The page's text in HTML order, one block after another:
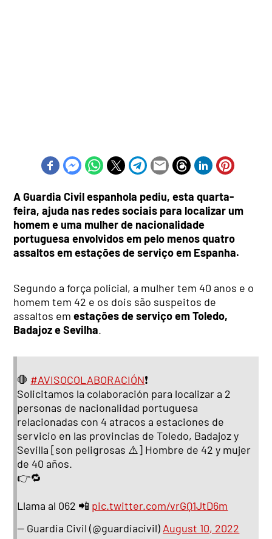
A Guardia Civil espanhola pediu, esta quarta-
feira, ajuda nas redes sociais para localizar um
homem e uma mulher de nacionalidade
portuguesa envolvidos em pelo menos quatro
assaltos em estações de serviço em Espanha.
Segundo a força policial, a mulher tem 40 anos e o
homem tem 42 e os dois são suspeitos de
assaltos emestações de serviço em Toledo,
Badajoz e Sevilha.
🛑 #AVISOCOLABORACIÓN❗
Solicitamos la colaboración para localizar a 2
personas de nacionalidad portuguesa
relacionadas con 4 atracos a estaciones de
servicio en las provincias de Toledo, Badajoz y
Sevilla [son peligrosas ⚠️] Hombre de 42 y mujer
de 40 años.
👉🔁
Llama al 062 📲 pic.twitter.com/vrGQ1JtD6m
— Guardia Civil (@guardiacivil) August 10, 2022